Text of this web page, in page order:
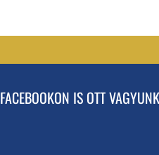
FACEBOOKON IS OTT VAGYUNK